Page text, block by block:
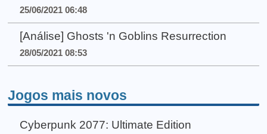
25/06/2021 06:48
[Análise] Ghosts 'n Goblins Resurrection
28/05/2021 08:53
Jogos mais novos
Cyberpunk 2077: Ultimate Edition